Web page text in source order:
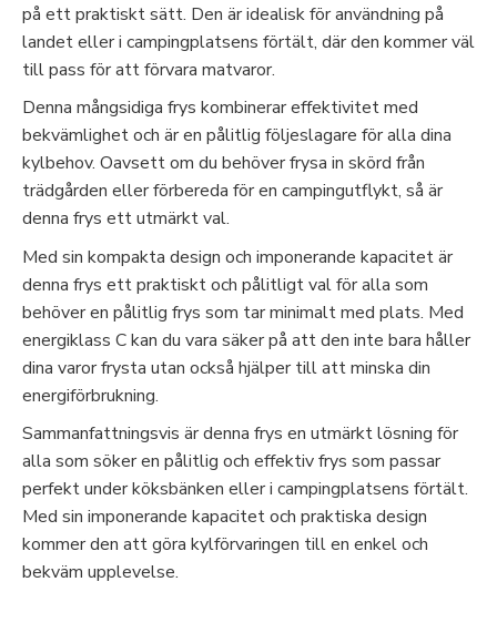
på ett praktiskt sätt. Den är idealisk för användning på
landet eller i campingplatsens förtält, där den kommer väl
till pass för att förvara matvaror.
Denna mångsidiga frys kombinerar effektivitet med
bekvämlighet och är en pålitlig följeslagare för alla dina
kylbehov. Oavsett om du behöver frysa in skörd från
trädgården eller förbereda för en campingutflykt, så är
denna frys ett utmärkt val.
Med sin kompakta design och imponerande kapacitet är
denna frys ett praktiskt och pålitligt val för alla som
behöver en pålitlig frys som tar minimalt med plats. Med
energiklass C kan du vara säker på att den inte bara håller
dina varor frysta utan också hjälper till att minska din
energiförbrukning.
Sammanfattningsvis är denna frys en utmärkt lösning för
alla som söker en pålitlig och effektiv frys som passar
perfekt under köksbänken eller i campingplatsens förtält.
Med sin imponerande kapacitet och praktiska design
kommer den att göra kylförvaringen till en enkel och
bekväm upplevelse.